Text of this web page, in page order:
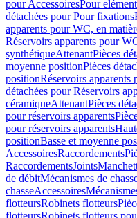
pour AccessoiresPour
détachées pour Pour fixations
apparents pour WC, en
Réservoirs apparents pour
synthétiqueAttenantPièces
moyenne positionPièces
positionRéservoirs apparents
détachées pour Réservoirs
céramiqueAttenantPièces
pour réservoirs apparents
pour réservoirs apparents
positionBasse et moyenne
AccessoiresRaccordements
RaccordementsJoints
de débitMécanismes de
chasseAccessoires
flotteursRobinets flotteurs
flotteursRobinets flotteurs